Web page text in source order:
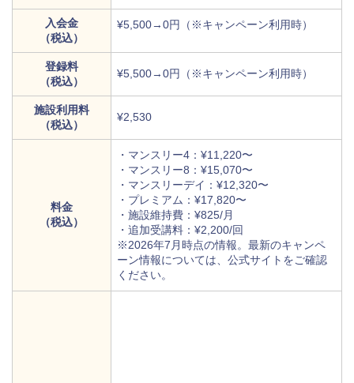
入会金
（税込）
¥5,500→0円（※キャンペーン利用時）
登録料
（税込）
¥5,500→0円（※キャンペーン利用時）
施設利用料
（税込）
¥2,530
料金
（税込）
・マンスリー4：¥11,220〜
・マンスリー8：¥15,070〜
・マンスリーデイ：¥12,320〜
・プレミアム：¥17,820〜
・施設維持費：¥825/月
・追加受講料：¥2,200/回
※2026年7月時点の情報。最新のキャンペ
ーン情報については、 公式サイトをご確認
ください。